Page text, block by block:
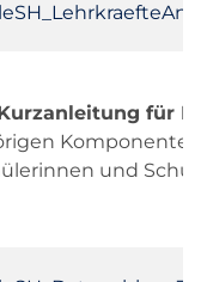
für
Komponenten
und